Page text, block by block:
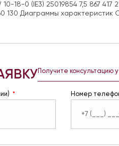
18-0 (IE3) 25019854 7,5 867 417
130 Диаграммы характеристик
Получите консультацию
Номер